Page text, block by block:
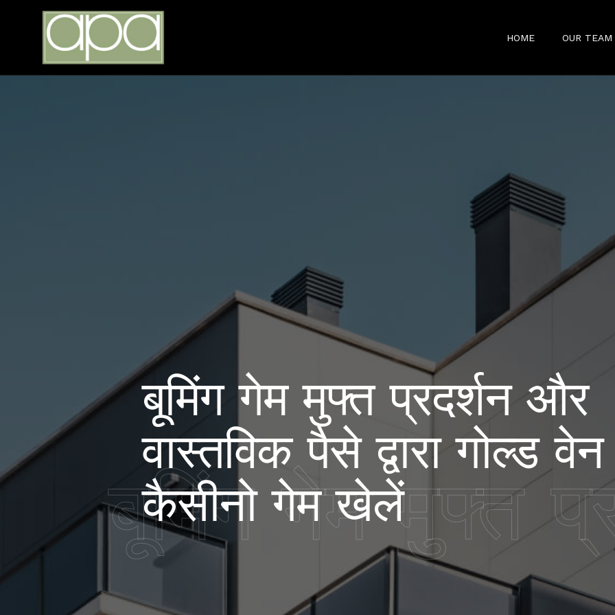
HOME OUR TEAM
बूमिंग गेम मुफ्त
बूमिंग गेम मुफ्त प्रदर्शन और
वास्तविक पैसे द्वारा गोल्ड वेन
कैसीनो गेम खेलें